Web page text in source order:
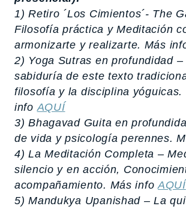
1) Retiro ´Los Cimientos´- The
Filosofía práctica y Meditación
armonizarte y realizarte. Más
2) Yoga Sutras en profundidad –
sabiduría de este texto
filosofía y la disciplina yóguicas.
info AQUÍ
3) Bhagavad Guita en
de vida y psicología perennes.
4) La Meditación Completa –
silencio y en acción,
acompañamiento. Más infoAQUÍ
5) Mandukya Upanishad – La